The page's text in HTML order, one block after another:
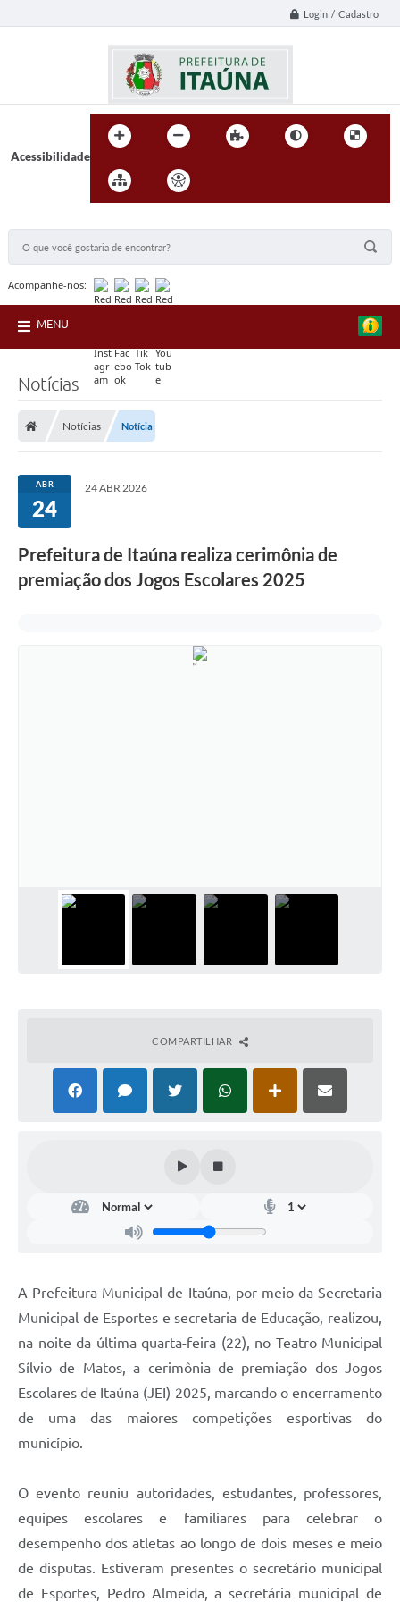
Login / Cadastro
Acessibilidade
Acompanhe-nos:
MENU
Notícias
Notícias Notícia
ABR
24
24 ABR 2026
Prefeitura de Itaúna realiza cerimônia de
premiação dos Jogos Escolares 2025
COMPARTILHAR
A Prefeitura Municipal de Itaúna, por meio da Secretaria
Municipal de Esportes e secretaria de Educação, realizou,
na noite da última quarta-feira (22), no Teatro Municipal
Sílvio de Matos, a cerimônia de premiação dos Jogos
Escolares de Itaúna (JEI) 2025, marcando o encerramento
de uma das maiores competições esportivas do
município.
O evento reuniu autoridades, estudantes, professores,
equipes escolares e familiares para celebrar o
desempenho dos atletas ao longo de dois meses e meio
de disputas. Estiveram presentes o secretário municipal
de Esportes, Pedro Almeida, a secretária municipal de